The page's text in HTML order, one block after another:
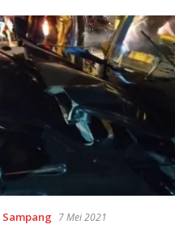
Sampang 7 Mei 2021